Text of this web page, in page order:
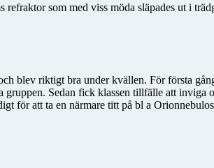
som med viss möda släpades ut i
blev riktigt bra under kvällen. För första
Sedan fick klassen tillfälle att inviga
för att ta en närmare titt på bl a